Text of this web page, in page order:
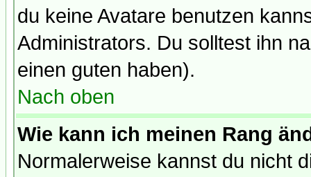
du keine Avatare benutzen
Administrators. Du solltest ihn
einen guten haben).
Nach oben
Wie kann ich meinen Rang
Normalerweise kannst du nicht